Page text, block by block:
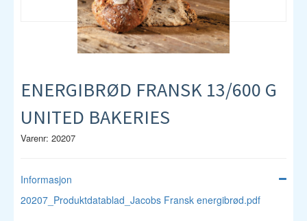
ENERGIBRØD FRANSK 13/600 G
UNITED BAKERIES
Varenr: 20207
Informasjon
20207_Produktdatablad_Jacobs Fransk energibrød.pdf